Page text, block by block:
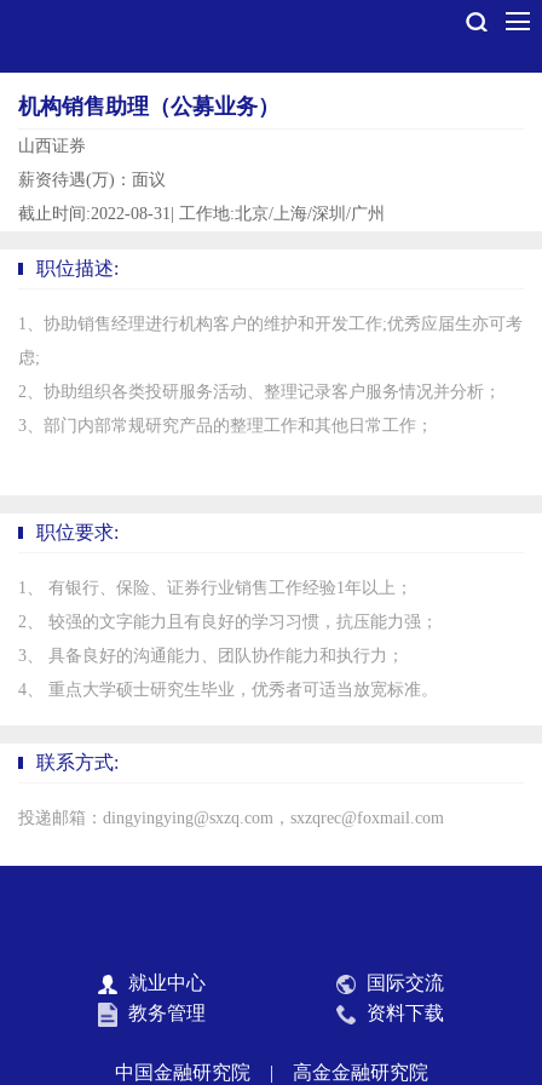
机构销售助理（公募业务）
山西证券
薪资待遇(万)：面议
截止时间:2022-08-31 工作地:北京/上海/深圳/广州
职位描述:
1、协助销售经理进行机构客户的维护和开发工作;优秀应届生亦可考
虑;
2、协助组织各类投研服务活动、整理记录客户服务情况并分析；
3、部门内部常规研究产品的整理工作和其他日常工作；
职位要求:
1、 有银行、保险、证券行业销售工作经验1年以上；
2、 较强的文字能力且有良好的学习习惯，抗压能力强；
3、 具备良好的沟通能力、团队协作能力和执行力；
4、 重点大学硕士研究生毕业，优秀者可适当放宽标准。
联系方式:
投递邮箱：dingyingying@sxzq.com，sxzqrec@foxmail.com
就业中心
国际交流
教务管理
资料下载
中国金融研究院 | 高金金融研究院